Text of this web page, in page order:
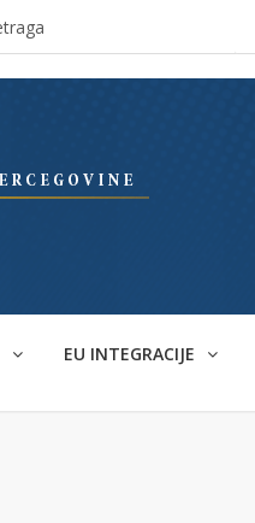
EU INTEGRACIJE